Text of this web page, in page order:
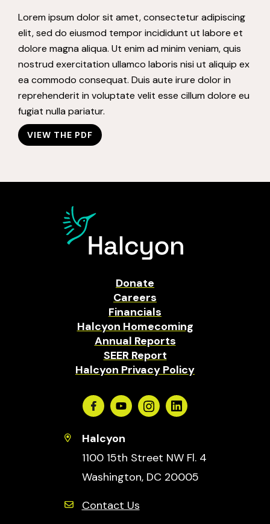
Lorem ipsum dolor sit amet, consectetur adipiscing
elit, sed do eiusmod tempor incididunt ut labore et
dolore magna aliqua. Ut enim ad minim veniam, quis
nostrud exercitation ullamco laboris nisi ut aliquip ex
ea commodo consequat. Duis aute irure dolor in
reprehenderit in voluptate velit esse cillum dolore eu
fugiat nulla pariatur.
VIEW THE PDF
Donate
Careers
Financials
Halcyon Homecoming
Annual Reports
SEER Report
Halcyon Privacy Policy
FacebookYoutubeInstagramLinkedin
Halcyon
1100 15th Street NW Fl. 4
Washington, DC 20005
Contact Us